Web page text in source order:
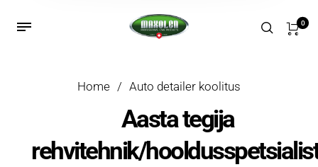
0
Home / Auto detailer koolitus
Aasta tegija
rehvitehnik/